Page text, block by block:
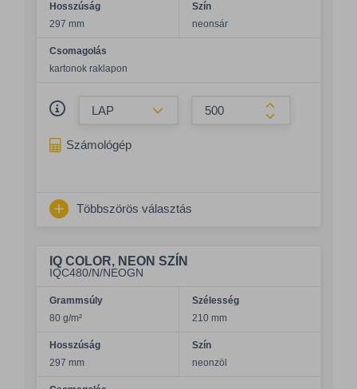
Hosszúság
297 mm
Szín
neonsár
Csomagolás
kartonok raklapon
Összeg
Számológép
Többszörös választás
IQ COLOR, NEON SZÍN
IQC480/N/NEOGN
Grammsúly
80 g/m²
Szélesség
210 mm
Hosszúság
297 mm
Szín
neonzöl